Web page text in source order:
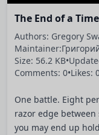
The End of a
Authors: Gregory
Maintainer:
Size: 56.2 KB•
Comments: 0•Likes:
One battle. Eight
razor edge
you may end up